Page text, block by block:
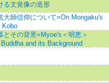
る文覚像の造形
大師信仰について=On Mongaku's
Kobo
とその背景=Myoe's＜明恵＞
and its Background